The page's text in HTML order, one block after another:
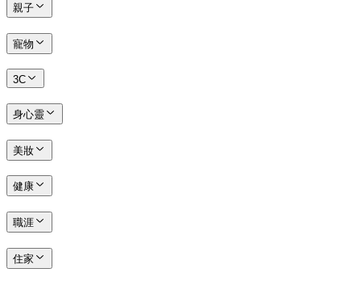
親子
寵物
3C
身心靈
美妝
健康
職涯
住家